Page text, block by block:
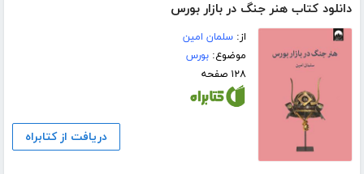
دانلود کتاب هنر جنگ در بازار بورس
از:سلمان امین
موضوع:بورس
۱۲۸ صفحه
دریافت از کتابراه